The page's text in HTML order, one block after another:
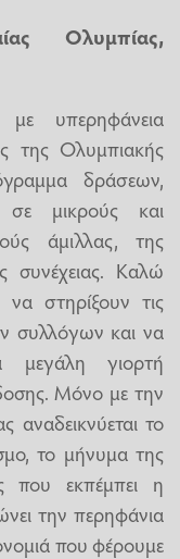
Ολυμπίας,
υπερηφάνεια
της Ολυμπιακής
δράσεων,
σε μικρούς και
άμιλλας, της
συνέχειας. Καλώ
στηρίξουν τις
συλλόγων και να
μεγάλη γιορτή
Μόνο με την
το
το μήνυμα της
που εκπέμπει η
την περηφάνια
που φέρουμε